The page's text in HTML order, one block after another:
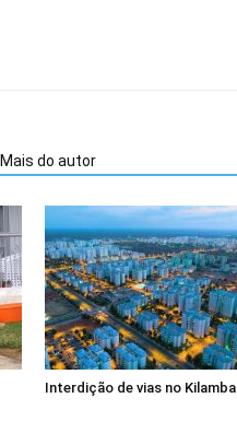
Mais do autor
Interdição de vias no Kilamba